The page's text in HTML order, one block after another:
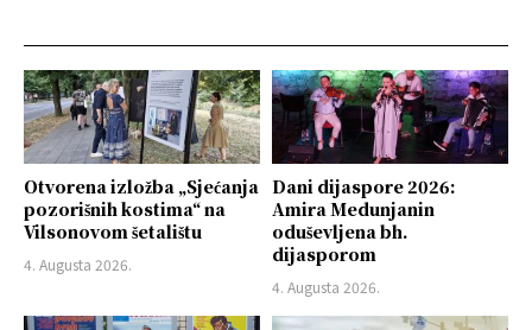
Otvorena izložba „Sjećanja
pozorišnih kostima“ na
Vilsonovom šetalištu
4. Augusta 2026.
Dani dijaspore 2026:
Amira Medunjanin
oduševljena bh.
dijasporom
4. Augusta 2026.